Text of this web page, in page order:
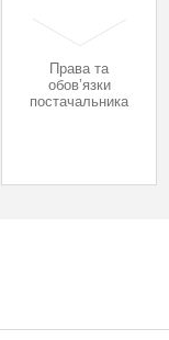
Права та
обов’язки
постачальника